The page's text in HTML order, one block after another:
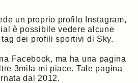
un proprio profilo Instagram,
è possibile vedere alcune
dei profili sportivi di Sky.
Facebook, ma ha una pagina
3mila mi piace. Tale pagina
dal 2012.